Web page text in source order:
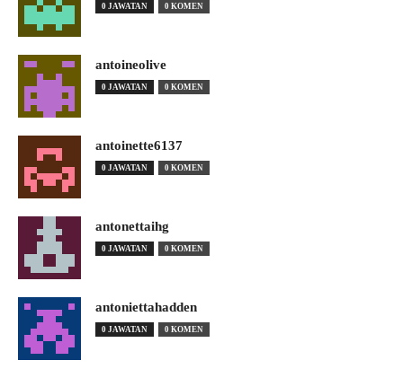
0 JAWATAN 0 KOMEN
antoineolive
0 JAWATAN 0 KOMEN
antoinette6137
0 JAWATAN 0 KOMEN
antonettaihg
0 JAWATAN 0 KOMEN
antoniettahadden
0 JAWATAN 0 KOMEN